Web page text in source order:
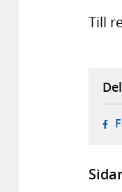
Till